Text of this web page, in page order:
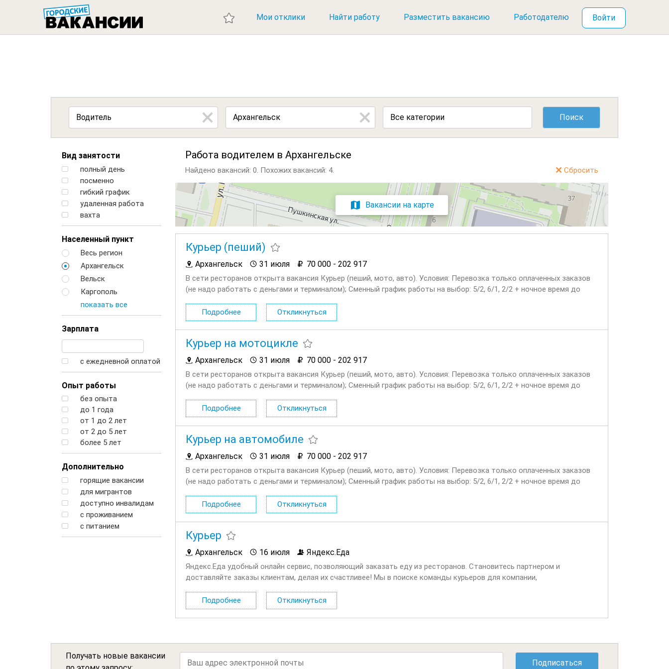
ГОРОДСКИЕ ВАКАНСИИ
Мои отклики Найти работу Разместить вакансию Работодателю Войти
Все категории
Вид занятости
полный день
посменно
гибкий график
удаленная работа
вахта
Населенный пункт
Весь регион
Архангельск
Вельск
Каргополь
показать все
Зарплата
с ежедневной оплатой
Опыт работы
без опыта
до 1 года
от 1 до 2 лет
от 2 до 5 лет
более 5 лет
Дополнительно
горящие вакансии
для мигрантов
доступно инвалидам
с проживанием
с питанием
Работа водителем в Архангельске
Найдено вакансий: 0. Похожих вакансий: 4. Сбросить
Вакансии на карте
Курьер (пеший)
Архангельск 31 июля 70 000 - 202 917
В сети ресторанов открыта вакансия Курьер (пеший, мото, авто). Условия: Перевозка только оплаченных заказов
(не надо работать с деньгами и терминалом); Сменный график работы на выбор: 5/2, 6/1, 2/2 + ночное время до
Подробнее
Откликнуться
Курьер на мотоцикле
Архангельск 31 июля 70 000 - 202 917
В сети ресторанов открыта вакансия Курьер (пеший, мото, авто). Условия: Перевозка только оплаченных заказов
(не надо работать с деньгами и терминалом); Сменный график работы на выбор: 5/2, 6/1, 2/2 + ночное время до
Подробнее
Откликнуться
Курьер на автомобиле
Архангельск 31 июля 70 000 - 202 917
В сети ресторанов открыта вакансия Курьер (пеший, мото, авто). Условия: Перевозка только оплаченных заказов
(не надо работать с деньгами и терминалом); Сменный график работы на выбор: 5/2, 6/1, 2/2 + ночное время до
Подробнее
Откликнуться
Курьер
Архангельск 16 июля Яндекс.Еда
Яндекс.Еда удобный онлайн сервис, позволяющий заказать еду из ресторанов. Становитесь партнером и
доставляйте заказы клиентам, делая их счастливее! Мы в поиске команды курьеров для компании,
Подробнее
Откликнуться
Получать новые вакансии